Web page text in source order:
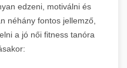
edzeni, motiválni és
néhány fontos jellemző,
a jó női fitness tanóra